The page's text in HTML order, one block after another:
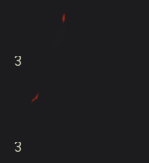
3
3